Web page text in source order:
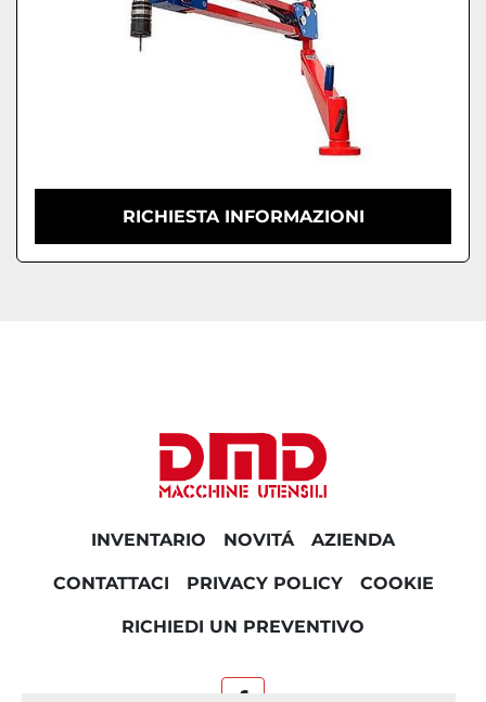
RICHIESTA INFORMAZIONI
INVENTARIO NOVITÁ AZIENDA
CONTATTACI PRIVACY POLICY COOKIE
RICHIEDI UN PREVENTIVO